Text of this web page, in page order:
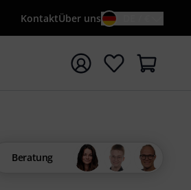
KontaktÜber uns
starten
Beratung